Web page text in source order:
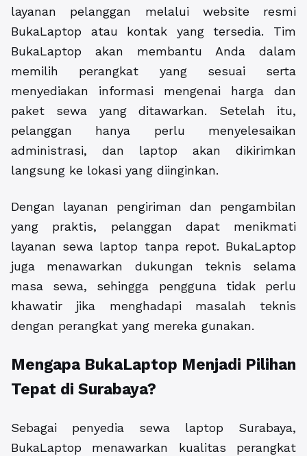
layanan pelanggan melalui website resmi
BukaLaptop atau kontak yang tersedia. Tim
BukaLaptop akan membantu Anda dalam
memilih perangkat yang sesuai serta
menyediakan informasi mengenai harga dan
paket sewa yang ditawarkan. Setelah itu,
pelanggan hanya perlu menyelesaikan
administrasi, dan laptop akan dikirimkan
langsung ke lokasi yang diinginkan.
Dengan layanan pengiriman dan pengambilan
yang praktis, pelanggan dapat menikmati
layanan sewa laptop tanpa repot. BukaLaptop
juga menawarkan dukungan teknis selama
masa sewa, sehingga pengguna tidak perlu
khawatir jika menghadapi masalah teknis
dengan perangkat yang mereka gunakan.
Mengapa BukaLaptop Menjadi Pilihan
Tepat di Surabaya?
Sebagai penyedia sewa laptop Surabaya,
BukaLaptop menawarkan kualitas perangkat